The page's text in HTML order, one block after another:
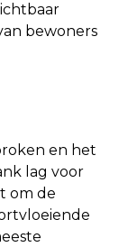
bewoners
en het
lag voor
om de